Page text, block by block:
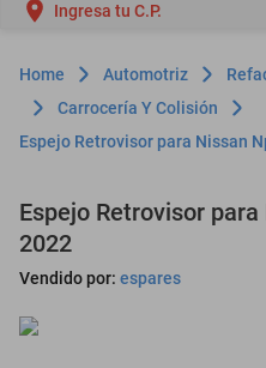
Ingresa tu C.P.
Automotriz
Carrocería Y Colisión
Espejo Retrovisor para Nissan
Espejo Retrovisor
2022
Vendido por: espares
motos
moto
celulares
iphones
colchones